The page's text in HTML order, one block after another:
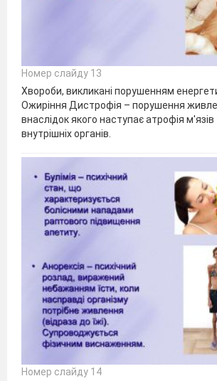
Номер слайду 13
Хвороби, викликані порушенням
Ожиріння Дистрофія – порушення
внаслідок якого наступає атрофія м'язів
внутрішніх органів.
Номер слайду 14